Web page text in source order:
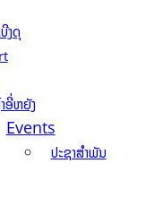
ງດຸ
ອີ່ຫຍັງ
Events
ປະຊາສຳພັນ